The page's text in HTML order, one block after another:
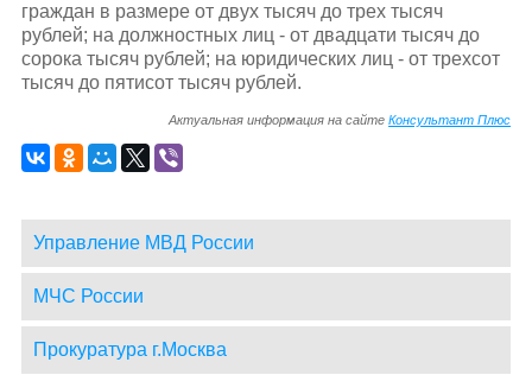
граждан в размере от двух тысяч до трех тысяч
рублей; на должностных лиц - от двадцати тысяч до
сорока тысяч рублей; на юридических лиц - от трехсот
тысяч до пятисот тысяч рублей.
Актуальная информация на сайтеКонсультант Плюс
Управление МВД России
МЧС России
Прокуратура г.Москва